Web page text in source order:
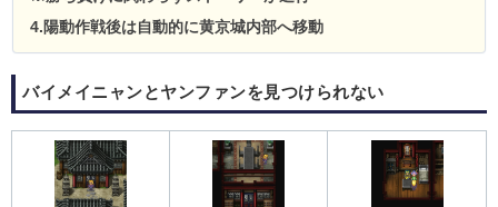
4.陽動作戦後は自動的に黄京城内部へ移動
バイメイニャンとヤンファンを見つけられない